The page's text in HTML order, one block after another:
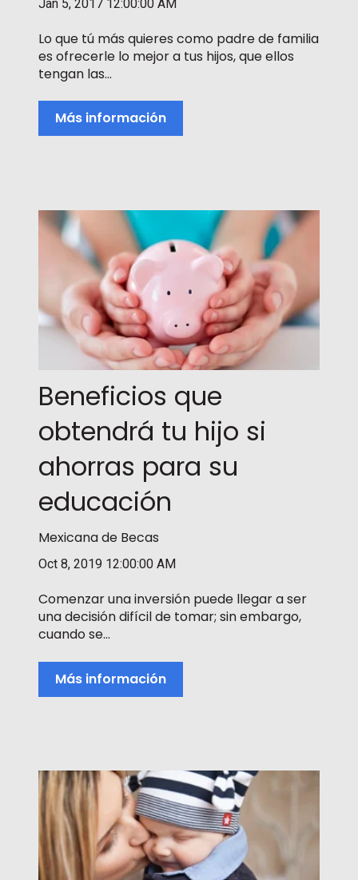
Jan 5, 2017 12:00:00 AM
Lo que tú más quieres como padre de familia
es ofrecerle lo mejor a tus hijos, que ellos
tengan las...
Más información
Beneficios que
obtendrá tu hijo si
ahorras para su
educación
Mexicana de Becas
Oct 8, 2019 12:00:00 AM
Comenzar una inversión puede llegar a ser
una decisión difícil de tomar; sin embargo,
cuando se...
Más información